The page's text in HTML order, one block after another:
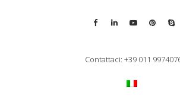
Contattaci: +39 011